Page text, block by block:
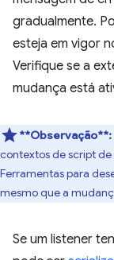
gradualmente.
esteja em vigor
Verifique se a
mudança está
**Observação**:
contextos de script de
Ferramentas para
mesmo que a
Se um listener